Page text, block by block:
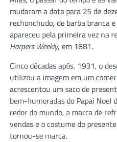
mudaram a data para 25 de
rechonchudo, de barba branca
apareceu pela primeira vez na
Harpers Weekly, em 1881.
Cinco décadas após, 1931, o
utilizou a imagem em um
acrescentou um saco de
bem-humoradas do Papai Noel
redor do mundo, a marca de
vendas e o costume do
tornou-se marca.